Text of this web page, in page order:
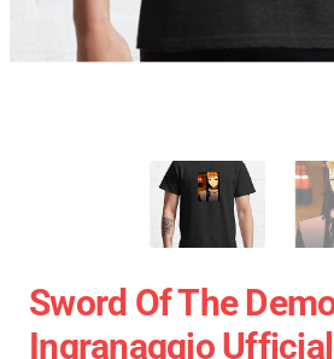
Sword Of The
Ingranaggio